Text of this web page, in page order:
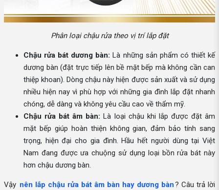
Phân loại chậu rửa theo vị trí lắp đặt
Chậu rửa bát dương bàn: Là những sản phẩm có thiết kế
dương bàn (đặt trực tiếp lên bề mặt bếp mà không cần can
thiệp khoan). Dòng chậu này hiện được sản xuất và sử dụng
nhiều hiện nay vì phù hợp với những gia đình lắp đặt nhanh
chóng, dễ dàng và không yêu cầu cao về thẩm mỹ.
Chậu rửa bát âm bàn: Là loại chậu khi lắp được đặt âm
mặt bếp giúp hoàn thiện không gian, đảm bảo tính sang
trọng, hiện đại cho gia đình. Hầu hết người dùng tại Việt
Nam đang được ưa chuộng sử dụng loại bồn rửa bát này
hơn chậu dương bàn.
Vậy nên lắp chậu rửa bát âm bàn hay dương bàn? Câu trả lời